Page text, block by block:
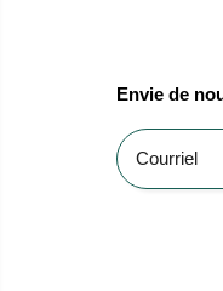
Envie de